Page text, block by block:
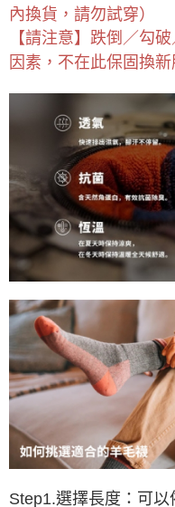
內換貨，請勿試穿）
【請注意】跌倒／勾
因素，不在此保固換新
Step1.選擇長度：可